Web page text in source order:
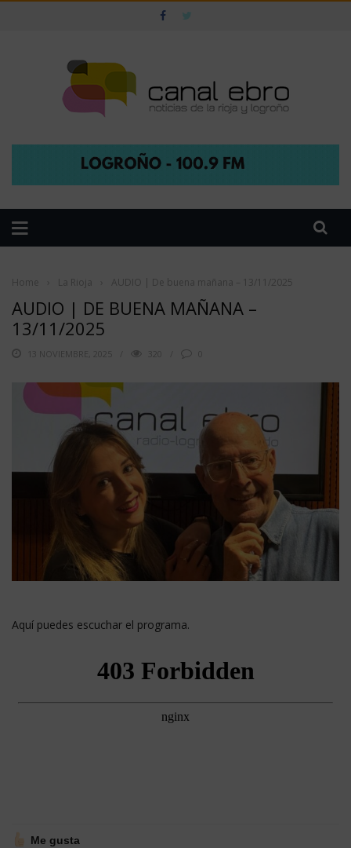
Home La Rioja AUDIO | De buena mañana – 13/11/2025
AUDIO | DE BUENA MAÑANA –
13/11/2025
13 NOVIEMBRE, 2025
Aquí puedes escuchar el programa.
Me gusta